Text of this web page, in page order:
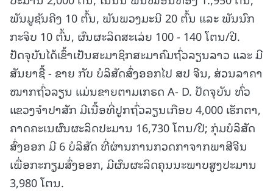
ພັນມູຊັນຄີງ 10 ຕົ້ນ, ພັນພວງມະນີ 20 ຕົ້ນ ແລະ ພັນນົກ
ກະຈິບ 10 ຕົ້ນ, ຜົນຜະລິດສະເລ່ຍ 100 - 140 ໂຕນ/ປີ.
ປັດຈຸບັນໄດ້ເຂົ້າເປັນສະມາຊິກສະມາຄົມຖົ່ວລຽນລາວ ແລະ ມີ
ສັນຍາຊື້ - ຂາຍ ກັບ ບໍລິສັດສົ່ງອອກໄປ ສປ ຈີນ, ສ່ວນລາຄາ
ໝາກຖົ່ວລຽນ ແມ່ນຂາຍຕາມເກຣດ A- D. ປັດຈຸບັນ ທົ່ວ
ແຂວງຈໍາປາສັກ ມີເນື້ອທີ່ປູກຖົ່ວລຽນເກືອບ 4,000 ເຮັກຕາ,
ຄາດຄະເນຜົນຜະລິດປະມານ 16,730 ໂຕນ/ປີ; ກຸ່ມບໍລິສັດ
ສົ່ງອອກ ມີ 6 ບໍລິສັດ ທີ່ຜ່ານການກວດກາຈາກພາສີຈີນ
ເພື່ອກະກຽມສົ່ງອອກ, ມີຜົນຜະລິດຄຸນນະພາບສູງປະມານ
3,980 ໂຕນ.